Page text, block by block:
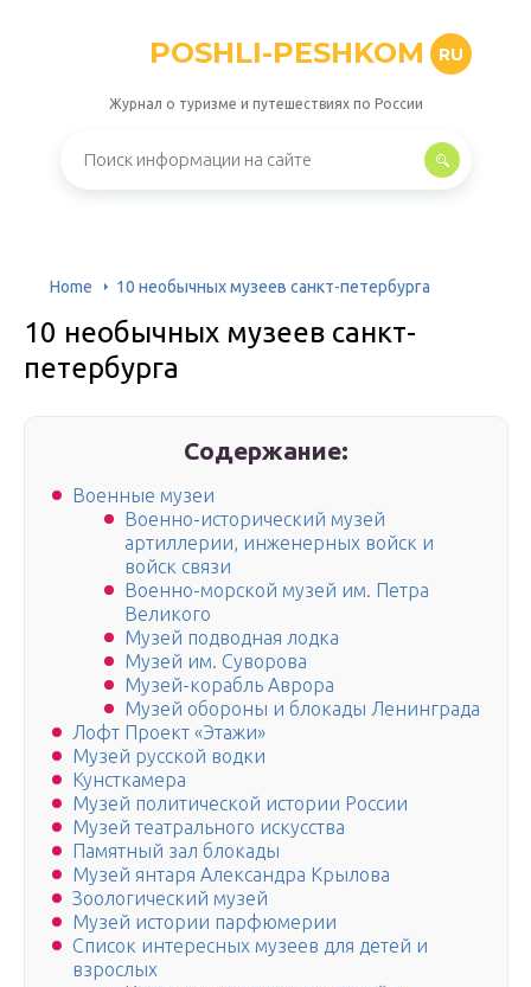
POSHLI-PESHKOM RU
Журнал о туризме и путешествиях по России
Home 10 необычных музеев санкт-петербурга
10 необычных музеев санкт-
петербурга
Содержание:
Военные музеи
Военно-исторический музей
артиллерии, инженерных войск и
войск связи
Военно-морской музей им. Петра
Великого
Музей подводная лодка
Музей им. Суворова
Музей-корабль Аврора
Музей обороны и блокады Ленинграда
Лофт Проект «Этажи»
Музей русской водки
Кунсткамера
Музей политической истории России
Музей театрального искусства
Памятный зал блокады
Музей янтаря Александра Крылова
Зоологический музей
Музей истории парфюмерии
Список интересных музеев для детей и
взрослых